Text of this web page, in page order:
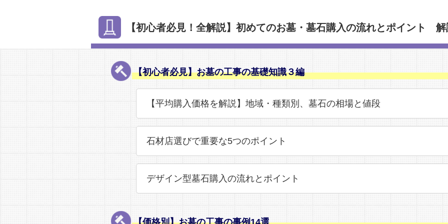
【初心者必見！全解説】初めてのお墓・墓石購入の流れとポイント
【初心者必見】お墓の工事の基礎知識３編
【平均購入価格を解説】地域・種類別、墓石の相場と値段
石材店選びで重要な5つのポイント
デザイン型墓石購入の流れとポイント